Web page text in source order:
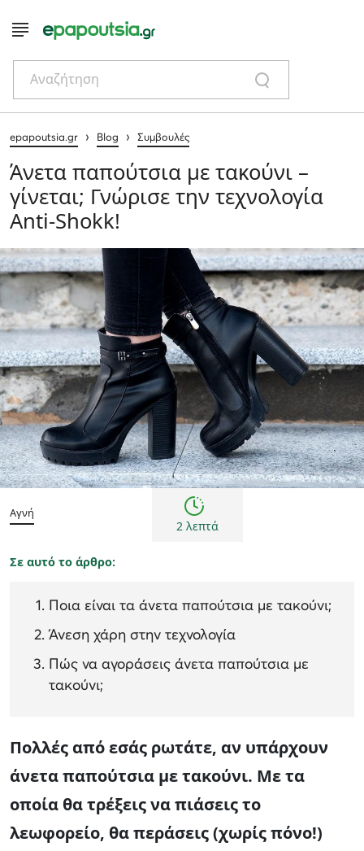
Αναζήτηση
epapoutsia.gr › Blog › Συμβουλές
Άνετα παπούτσια με τακούνι –
γίνεται; Γνώρισε την τεχνολογία
Anti-Shokk!
Συμβουλές
Αγνή
2 λεπτά
Σε αυτό το άρθρο:
Ποια είναι τα άνετα παπούτσια με τακούνι;
Άνεση χάρη στην τεχνολογία
Πώς να αγοράσεις άνετα παπούτσια με
τακούνι;
Πολλές από εσάς ρωτάτε, αν υπάρχουν
άνετα παπούτσια με τακούνι. Με τα
οποία θα τρέξεις να πιάσεις το
λεωφορείο, θα περάσεις (χωρίς πόνο!)